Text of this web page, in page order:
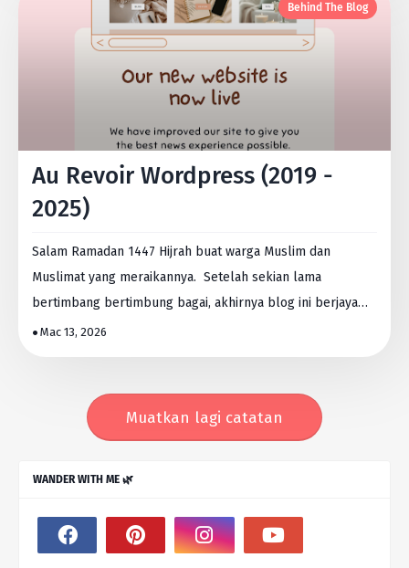
Behind The Blog
Au Revoir Wordpress (2019 -
2025)
Salam Ramadan 1447 Hijrah buat warga Muslim dan
Muslimat yang meraikannya. Setelah sekian lama
bertimbang bertimbung bagai, akhirnya blog ini berjaya
juga ber…
Mac 13, 2026
Muatkan lagi catatan
WANDER WITH ME 🌿